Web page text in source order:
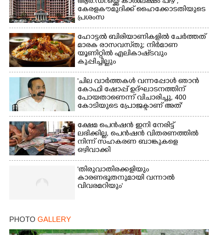
കേരളകൗമുദിക്ക് ഹൈക്കോടതിയുടെ
പ്രശംസ
ഹോട്ടൽ ബിരിയാണികളിൽ ചേർത്തത്
മാരക രാസവസ്‌തു; നിർമാണ
യൂണിറ്റിൽ എലികാഷ്‌ടവും
കുപ്പിച്ചില്ലും
'ചില വാർത്തകൾ വന്നപ്പോൾ ഞാൻ
കോഫി ഷോപ്പ് ഉദ്ഘാടനത്തിന്
പോയതാണെന്ന് വിചാരിച്ചു, 400
കോടിയുടെ പ്രോജക്ടാണ് അത്'
ക്ഷേമ പെൻഷൻ ഇനി നേരിട്ട്
ലഭിക്കില്ല,​ പെൻഷൻ വിതരണത്തിൽ
നിന്ന് സഹകരണ ബാങ്കുകളെ
ഒഴിവാക്കി
'തിരുവാതിരക്കളിയും
കാരണഭൂതനുമായി വന്നാൽ
വിവരമറിയും '
PHOTO GALLERY